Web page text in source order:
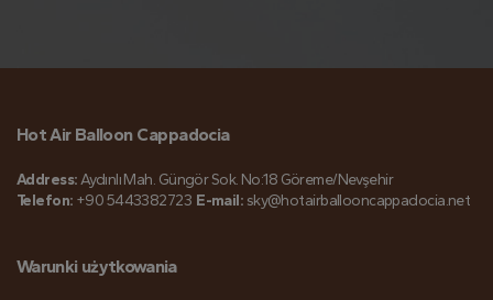
Hot Air Balloon Cappadocia
Address:Aydınlı Mah. Güngör Sok. No:18 Göreme/Nevşehir
Telefon: +90 5443382723 E-mail: sky@hotairballooncappadocia.net
Warunki użytkowania